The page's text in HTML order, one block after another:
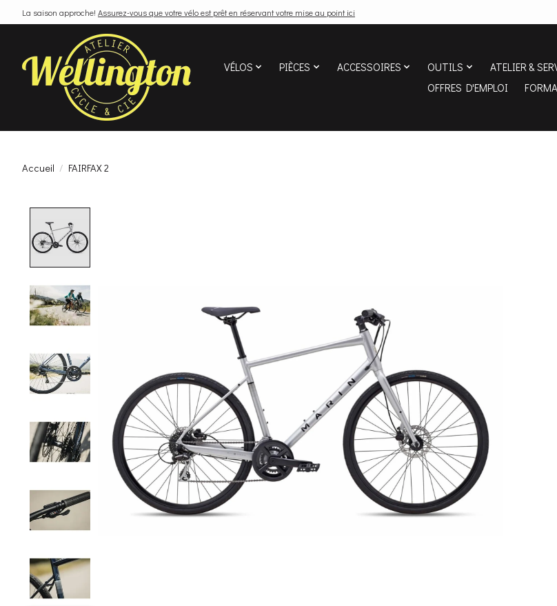
La saison approche! Assurez-vous que votre vélo est prêt en réservant votre mise au point ici
VÉLOS PIÈCES ACCESSOIRES OUTILS ATELIER &
OFFRES D'EMPLOI
Accueil / FAIRFAX 2